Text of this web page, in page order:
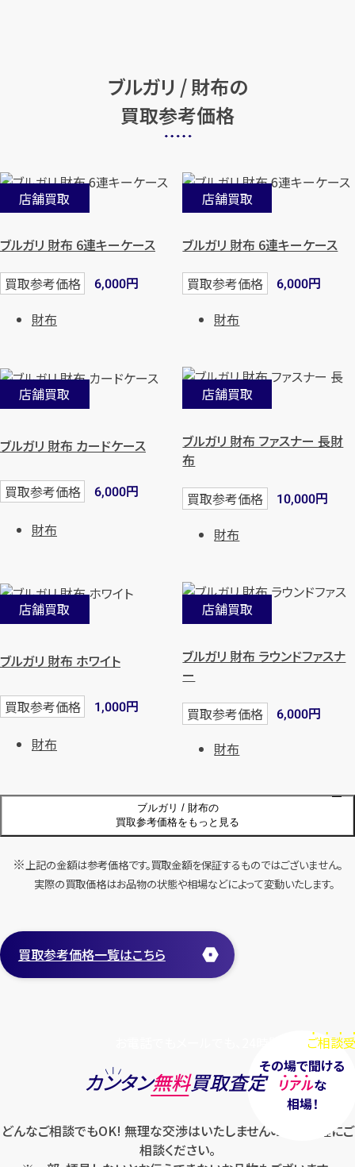
メールで無料相談する
ブルガリ / 財布の
買取参考価格
ブルガリ / 財布の
買取参考価格をもっと見る
店舗買取
ブルガリ 財布 6連キーケース
買取参考価格 6,000円
財布
店舗買取
ブルガリ 財布 6連キーケース
買取参考価格 6,000円
財布
店舗買取
ブルガリ 財布 カードケース
買取参考価格 6,000円
財布
店舗買取
ブルガリ 財布 ファスナー 長財
布
買取参考価格 10,000円
財布
店舗買取
ブルガリ 財布 ホワイト
買取参考価格 1,000円
財布
店舗買取
ブルガリ 財布 ラウンドファスナ
ー
買取参考価格 6,000円
財布
ブルガリ 財布 ロゴクリップ 二つ
折り財布
買取参考価格 6,000円
財布
店舗買取
ブルガリ 財布 ロゴクリップ 二つ
折り長財布
買取参考価格
財布
ブルガリ 財布 二つ折り長財布
買取参考価格 円
ブルガリ 財布 二つ折り長財布
上記の金額は参考価格です。買取金額を保証するものではございません。
実際の買取価格はお品物の状態や相場などによって変動いたします。
買取参考価格一覧はこちら
ご相談
その場で聞ける
リアルな
相場！
カンタン無料買取査定
どんなご相談でもOK! 無理な交渉はいたしませんのでお気軽にご
相談ください。